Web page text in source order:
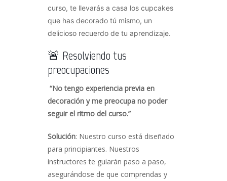
curso, te llevarás a casa los cupcakes
que has decorado tú mismo, un
delicioso recuerdo de tu aprendizaje.
🚨 Resolviendo tus
preocupaciones
“No tengo experiencia previa en
decoración y me preocupa no poder
seguir el ritmo del curso.”
Solución: Nuestro curso está diseñado
para principiantes. Nuestros
instructores te guiarán paso a paso,
asegurándose de que comprendas y